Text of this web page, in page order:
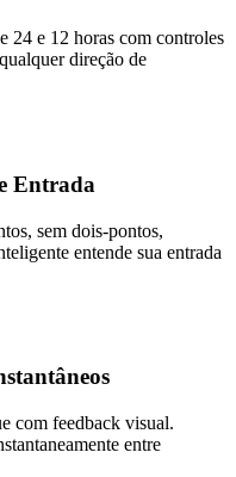
24 e 12 horas com controles
direção de
Entrada
sem dois-pontos,
entende sua entrada
com feedback visual.
entre